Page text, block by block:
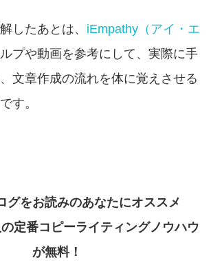
したあとは、 iEmpathy（アイ・エ
プや動画を参考にして、実際に手
文章作成の流れを体に覚えさせる
す。
グをお読みのあなたにオススメ
定番コピーライティングノウハウ
が無料！